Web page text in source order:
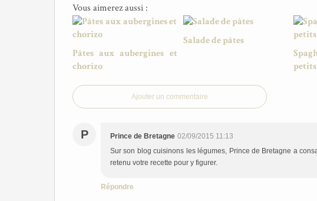
Vous aimerez aussi :
Pâtes aux aubergines et
chorizo
Salade de pâtes
Ajouter un commentaire
P Prince de Bretagne 02/09/2015 11:13
Sur son blog cuisinons les légumes, Prince de Bretagne a
retenu votre recette pour y figurer.
Répondre